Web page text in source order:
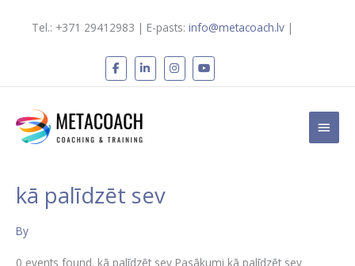
Tel.: +371 29412983 | E-pasts: info@metacoach.lv|
Main
kā palīdzēt sev
By
0 events found. kā palīdzēt sev Pasākumi kā palīdzēt sev
Bezmaksas
vebinārs
“Paškoučinga
metodes